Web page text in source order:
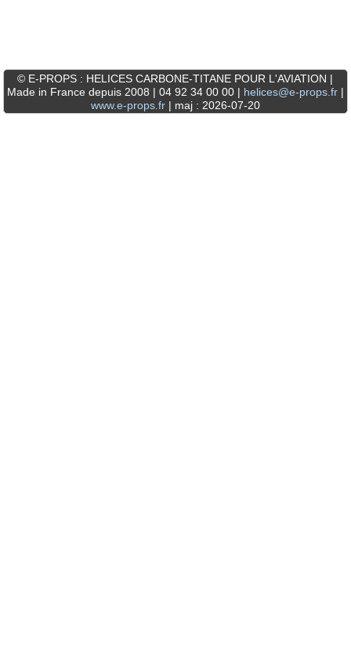
© E-PROPS : HELICES CARBONE-TITANE POUR L'AVIATION |
Made in France depuis 2008 | 04 92 34 00 00 | helices@e-props.fr|
www.e-props.fr| maj : 2026-07-20